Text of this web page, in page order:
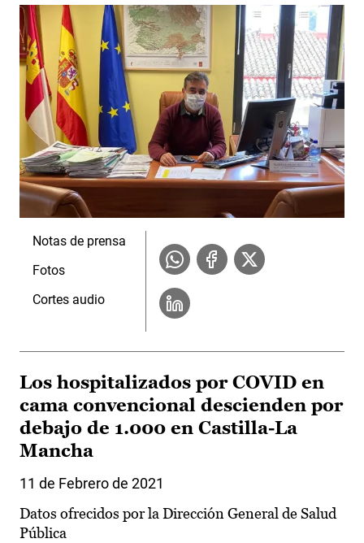
Notas de prensa
Fotos
Cortes audio
Los hospitalizados por COVID en
cama convencional descienden por
debajo de 1.000 en Castilla-La
Mancha
11 de Febrero de 2021
Datos ofrecidos por la Dirección General de Salud
Pública